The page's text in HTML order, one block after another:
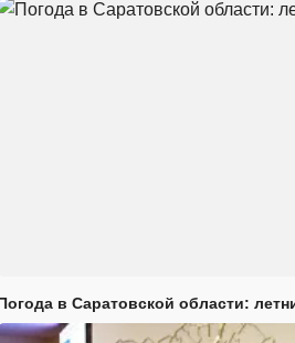
в Саратовской области: